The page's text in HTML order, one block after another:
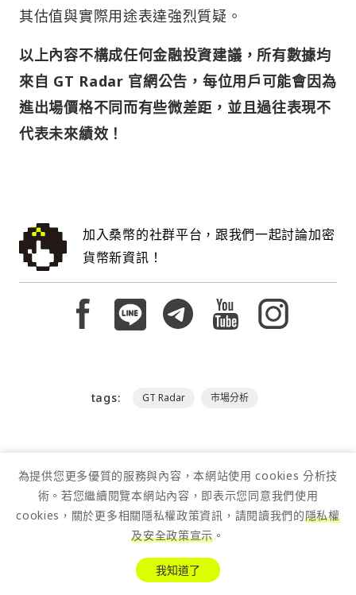
其估值與實際用途表達強烈質疑。
以上內容不構成任何金融投資建議，所有數據均
來自 GT Radar 官網公告，每位用戶可能會因為
進出場價格不同而有些微差距，並且過往表現不
代表未來績效！
加入桑幣的社群平台，跟我們一起討論加密
貨幣新資訊！
tags: GT Radar 市場分析
為提供您更多優質的服務與內容，本網站使用 cookies 分析技
術。若您繼續閱覽本網站內容，即表示您同意我們使用
cookies，關於更多相關隱私權政策資訊，請閱讀我們的隱私權
及安全政策宣示 。
我知道了